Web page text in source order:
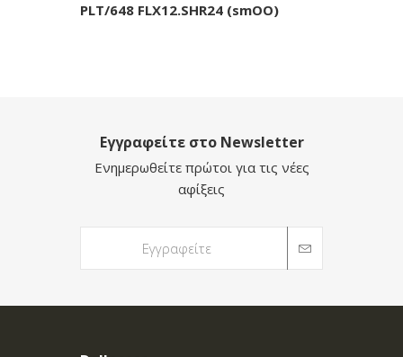
PLT/648 FLX12.SHR24 (smOO)
Εγγραφείτε στο Newsletter
Ενημερωθείτε πρώτοι για τις νέες
αφίξεις